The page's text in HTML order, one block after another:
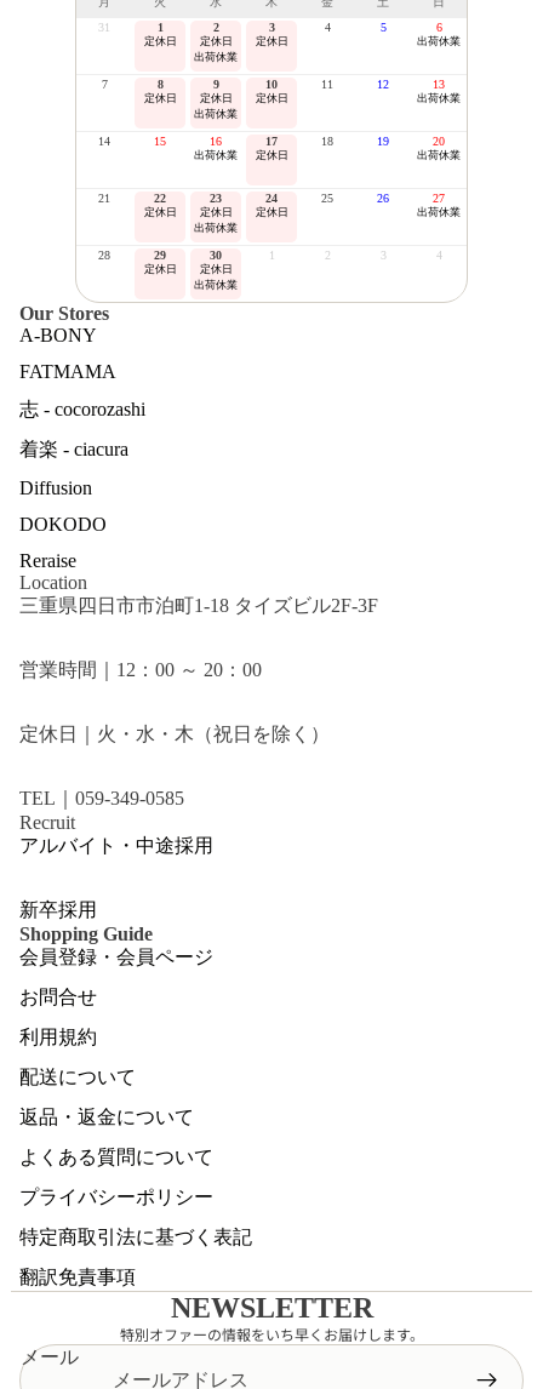
31
1
定休日
2
定休日
出荷休業
3
定休日
4 5 6
出荷休業
7 8
定休日
9
定休日
出荷休業
10
定休日
11 12 13
出荷休業
14 15 16
出荷休業
17
定休日
18 19 20
出荷休業
21 22
定休日
23
定休日
出荷休業
24
定休日
25 26 27
出荷休業
28 29
定休日
30
定休日
出荷休業
1 2 3 4
Our Stores
A-BONY
FATMAMA
志 - cocorozashi
着楽 - ciacura
Diffusion
DOKODO
Reraise
Location
三重県四日市市泊町1-18 タイズビル2F-3F
営業時間｜12：00 ～ 20：00
定休日｜火・水・木（祝日を除く）
TEL｜059-349-0585
Recruit
アルバイト・中途採用
新卒採用
Shopping Guide
会員登録・会員ページ
お問合せ
利用規約
配送について
返品・返金について
よくある質問について
プライバシーポリシー
特定商取引法に基づく表記
翻訳免責事項
NEWSLETTER
特別オファーの情報をいち早くお届けします。
メール